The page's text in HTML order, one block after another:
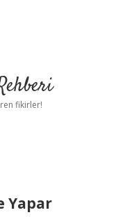
fikirler!
Yapar